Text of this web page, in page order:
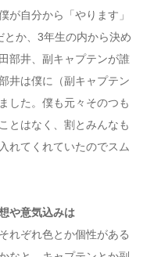
が自分から「やります」
とか、3年生の内から決め
部井、副キャプテンが誰
井は僕に（副キャプテン
した。僕も元々そのつも
とはなく、割とみんなも
れてくれていたのでスム
や意気込みは
れぞれ色とか個性がある